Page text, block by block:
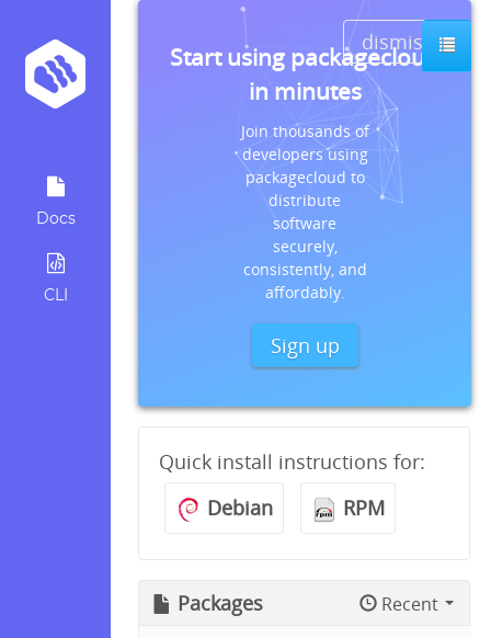
Docs
CLI
dismiss
Start using packagecloud
in minutes
Join thousands of
developers using
packagecloud to
distribute
software
securely,
consistently, and
affordably.
Sign up
Quick install instructions for:
Debian
RPM
Packages Recent